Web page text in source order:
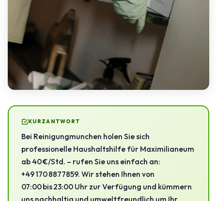
KURZANTWORT
Bei Reinigungmunchen holen Sie sich
professionelle Haushaltshilfe für Maximilianeum
ab 40 €/Std. – rufen Sie uns einfach an:
+49 170 8877859. Wir stehen Ihnen von
07:00 bis 23:00 Uhr zur Verfügung und kümmern
uns nachhaltig und umweltfreundlich um Ihr